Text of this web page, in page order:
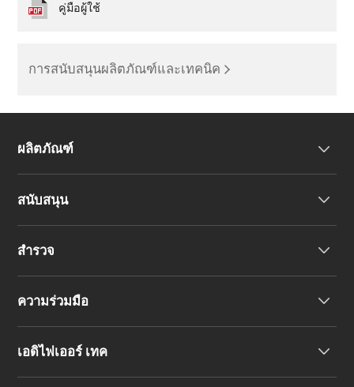
การสนับสนุนผลิตภัณฑ์และเทคนิค
คู่มือผู้ใช้
ผลิตภัณฑ์
สนับสนุน
สำรวจ
ความร่วมมือ
เอดิไฟเออร์ เทค